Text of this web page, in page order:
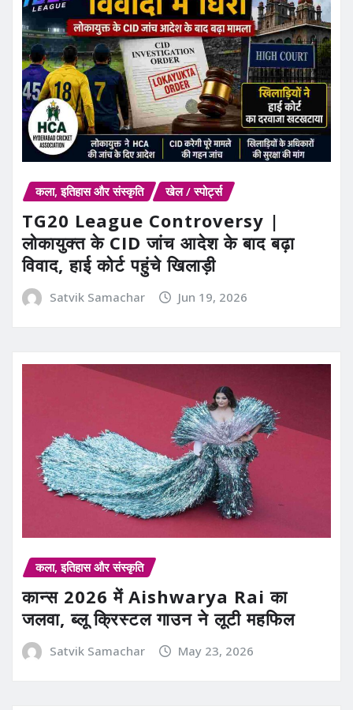
कला, इतिहास और संस्कृति खेल / स्पोर्ट्स
TG20 League Controversy |
लोकायुक्त के CID जांच आदेश के बाद बढ़ा
विवाद, हाई कोर्ट पहुंचे खिलाड़ी
Satvik Samachar Jun 19, 2026
कला, इतिहास और संस्कृति
कान्स 2026 में Aishwarya Rai का
जलवा, ब्लू क्रिस्टल गाउन ने लूटी महफिल
Satvik Samachar May 23, 2026